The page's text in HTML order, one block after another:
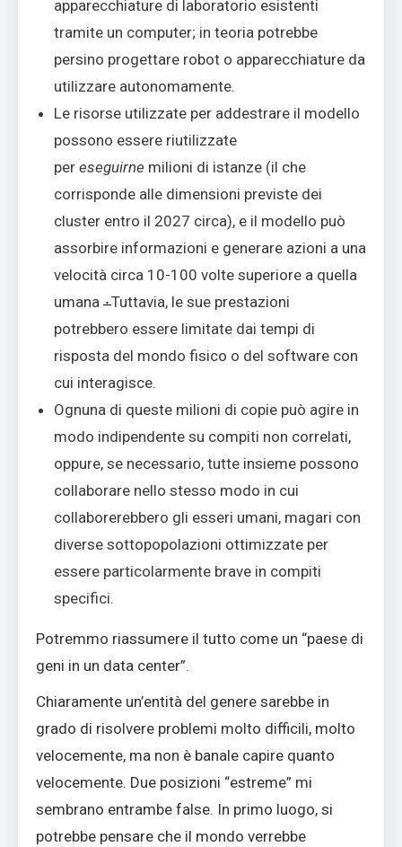
apparecchiature di laboratorio esistenti
tramite un computer; in teoria potrebbe
persino progettare robot o apparecchiature da
utilizzare autonomamente.
Le risorse utilizzate per addestrare il modello
possono essere riutilizzate
per eseguirne milioni di istanze (il che
corrisponde alle dimensioni previste dei
cluster entro il 2027 circa), e il modello può
assorbire informazioni e generare azioni a una
velocità circa 10-100 volte superiore a quella
umana .Tuttavia, le sue prestazioni
potrebbero essere limitate dai tempi di
risposta del mondo fisico o del software con
cui interagisce.
Ognuna di queste milioni di copie può agire in
modo indipendente su compiti non correlati,
oppure, se necessario, tutte insieme possono
collaborare nello stesso modo in cui
collaborerebbero gli esseri umani, magari con
diverse sottopopolazioni ottimizzate per
essere particolarmente brave in compiti
specifici.
Potremmo riassumere il tutto come un “paese di
geni in un data center”.
Chiaramente un’entità del genere sarebbe in
grado di risolvere problemi molto difficili, molto
velocemente, ma non è banale capire quanto
velocemente. Due posizioni “estreme” mi
sembrano entrambe false. In primo luogo, si
potrebbe pensare che il mondo verrebbe